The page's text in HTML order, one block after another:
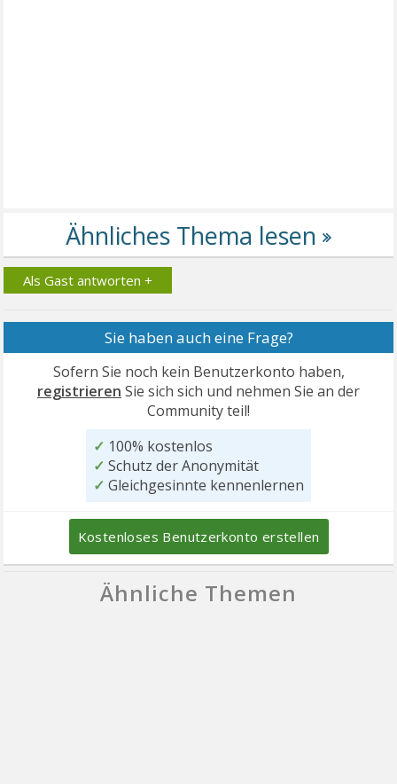
Als Gast antworten +
Sie haben auch eine Frage?
Sofern Sie noch kein Benutzerkonto haben,
registrieren Sie sich sich und nehmen Sie an der
Community teil!
✓ 100% kostenlos
✓ Schutz der Anonymität
✓ Gleichgesinnte kennenlernen
Kostenloses Benutzerkonto erstellen
Ähnliche Themen